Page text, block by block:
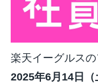
楽天イーグルスの
2025年6月14日